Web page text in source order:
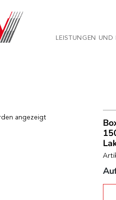
LEISTUNGEN UND
angezeigt